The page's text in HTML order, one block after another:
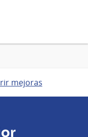
mejoras